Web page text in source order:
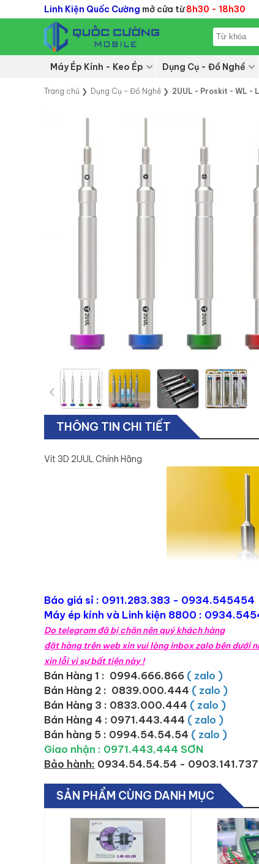
Linh Kiện Quốc Cường mở cửa từ8h30 - 18h30
Máy Ép Kính - Keo Ép Dụng Cụ - Đồ Nghề
Trang chủ ❯ Dụng Cụ - Đồ Nghề ❯ 2UUL - Proskit - WL -
THÔNG TIN CHI TIẾT
Vít 3D 2UUL Chính Hãng
Báo giá sỉ : 0911.283.383 - 0934.545454
Máy ép kính và Linh kiện 8800 :
Do telegram đã bị chặn nên quý khách hàng
đặt hàng trên web xin vui lòng inbox zalo bên dưới
xin lỗi vì sự bất tiện này !
Bán Hàng 1 : 0994.666.866 ( zalo )
Bán Hàng 2 : 0839.000.444 ( zalo )
Bán Hàng 3 : 0833.000.444 ( zalo )
Bán Hàng 4 : 0971.443.444 ( zalo )
Bán hàng 5 : 0994.54.54.54 ( zalo )
Giao nhận : 0971.443,444 SƠN
Bảo hành: 0934.54.54.54 - 0903.141.737
SẢN PHẨM CÙNG DANH MỤC